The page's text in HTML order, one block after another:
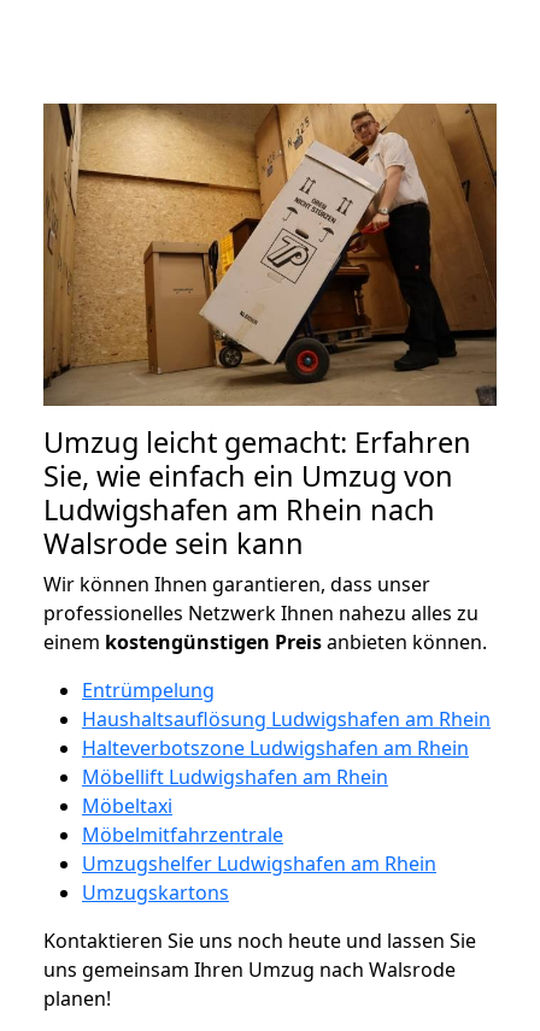
Umzug leicht gemacht: Erfahren
Sie, wie einfach ein Umzug von
Ludwigshafen am Rhein nach
Walsrode sein kann
Wir können Ihnen garantieren, dass unser
professionelles Netzwerk Ihnen nahezu alles zu
einem kostengünstigen Preisanbieten können.
Entrümpelung
Haushaltsauflösung Ludwigshafen am Rhein
Halteverbotszone Ludwigshafen am Rhein
Möbellift Ludwigshafen am Rhein
Möbeltaxi
Möbelmitfahrzentrale
Umzugshelfer Ludwigshafen am Rhein
Umzugskartons
Kontaktieren Sie uns noch heute und lassen Sie
uns gemeinsam Ihren Umzug nach Walsrode
planen!